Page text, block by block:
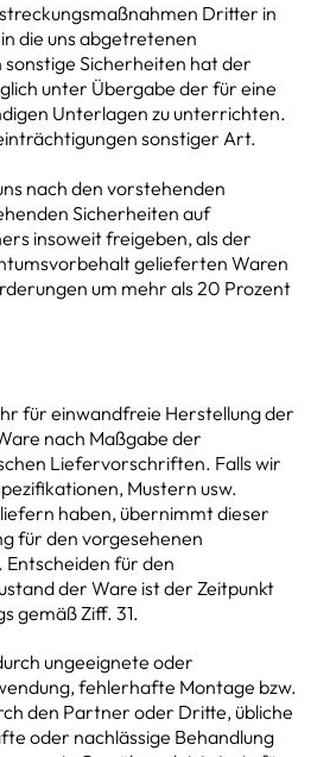
Dritter in
die uns abgetretenen
Sicherheiten hat der
unter Übergabe der für eine
Unterlagen zu unterrichten.
sonstiger Art.
nach den vorstehenden
Sicherheiten auf
insoweit freigeben, als der
gelieferten Waren
um mehr als 20 Prozent
für einwandfreie Herstellung der
nach Maßgabe der
Liefervorschriften. Falls wir
Mustern usw.
haben, übernimmt dieser
für den vorgesehenen
für den
der Ware ist der Zeitpunkt
gemäß Ziff. 31.
ungeeignete oder
fehlerhafte Montage bzw.
den Partner oder Dritte, übliche
oder nachlässige Behandlung